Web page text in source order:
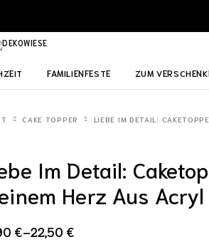
FAMILIENFESTE ZUM
CAKE TOPPER LIEBE IM DETAIL:
Im Detail:
Herz Aus Acryl
€–22,50 €